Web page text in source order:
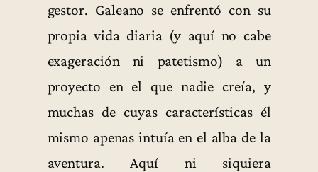
gestor. Galeano se enfrentó con su
propia vida diaria (y aquí no cabe
exageración ni patetismo) a un
proyecto en el que nadie creía, y
muchas de cuyas características él
mismo apenas intuía en el alba de la
aventura. Aquí ni siquiera